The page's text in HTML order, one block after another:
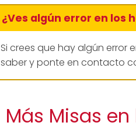
¿Ves algún error en los
Si crees que hay algún error
saber y ponte en contacto
Más Misas